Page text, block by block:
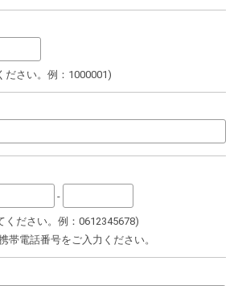
ださい。例：1000001)
-
ください。例：0612345678)
帯電話番号をご入力ください。